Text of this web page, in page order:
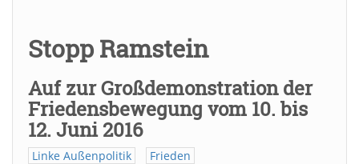
Stopp Ramstein
Auf zur Großdemonstration der
Friedensbewegung vom 10. bis
12. Juni 2016
Linke Außenpolitik
Frieden